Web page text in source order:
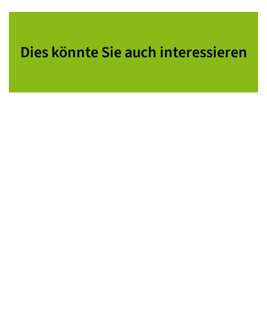
Dies könnte Sie auch interessieren